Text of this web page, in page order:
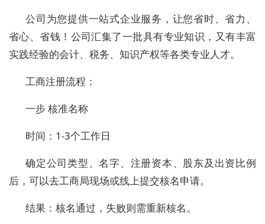
公司为您提供一站式企业服务，让您省时、省力、
省心、省钱！公司汇集了一批具有专业知识，又有丰富
实践经验的会计、税务、知识产权等各类专业人才。
工商注册流程：
一步 核准名称
时间：1-3个工作日
确定公司类型、名字、注册资本、股东及出资比例
后，可以去工商局现场或线上提交核名申请。
结果：核名通过，失败则需重新核名。